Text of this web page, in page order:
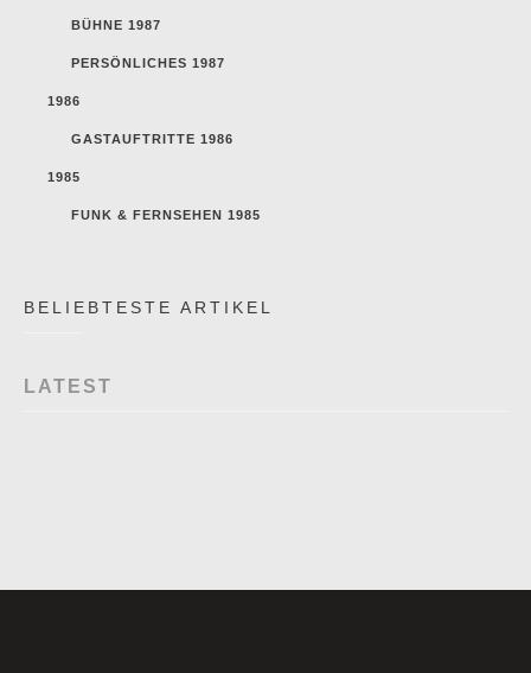
BÜHNE 1987
PERSÖNLICHES 1987
1986
GASTAUFTRITTE 1986
1985
FUNK & FERNSEHEN 1985
BELIEBTESTE ARTIKEL
LATEST